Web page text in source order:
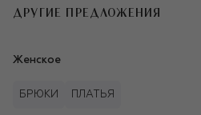
ДРУГИЕ ПРЕДЛОЖЕНИЯ
Женское
БРЮКИ ПЛАТЬЯ